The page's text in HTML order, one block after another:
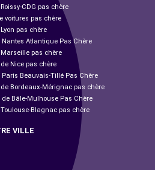
CDG pas chère
voitures pas chère
pas chère
Atlantique Pas Chère
pas chère
Nice pas chère
Beauvais-Tillé Pas Chère
Bordeaux-Mérignac pas chère
Bâle-Mulhouse Pas Chère
Blagnac pas chère
VILLE